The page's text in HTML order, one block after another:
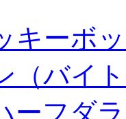
キーボ
（バイ
ーフダ